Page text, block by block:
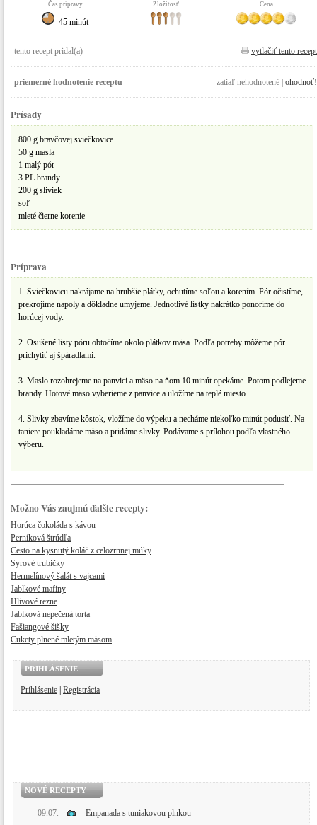
Čas prípravy Zložitosť Cena
45 minút
tento recept pridal(a) vytlačiť tento recept
priemerné hodnotenie receptu zatiaľ nehodnotené | ohodnoť!
Prísady
800 g bravčovej sviečkovice
50 g masla
1 malý pór
3 PL brandy
200 g sliviek
soľ
mleté čierne korenie
Príprava
1. Sviečkovicu nakrájame na hrubšie plátky, ochutíme soľou a korením. Pór očistíme,
prekrojíme napoly a dôkladne umyjeme. Jednotlivé lístky nakrátko ponoríme do
horúcej vody.
2. Osušené listy póru obtočíme okolo plátkov mäsa. Podľa potreby môžeme pór
prichytiť aj špáradlami.
3. Maslo rozohrejeme na panvici a mäso na ňom 10 minút opekáme. Potom podlejeme
brandy. Hotové mäso vyberieme z panvice a uložíme na teplé miesto.
4. Slivky zbavíme kôstok, vložíme do výpeku a necháme niekoľko minút podusiť. Na
taniere poukladáme mäso a pridáme slivky. Podávame s prílohou podľa vlastného
výberu.
Možno Vás zaujmú ďalšie recepty:
Horúca čokoláda s kávou
Perníková štrúdľa
Cesto na kysnutý koláč z celozrnnej múky
Syrové trubičky
Hermelínový šalát s vajcami
Jablkové mafiny
Hlivové rezne
Jablková nepečená torta
Fašiangové šišky
Cukety plnené mletým mäsom
PRIHLÁSENIE
Prihlásenie Registrácia
NOVÉ RECEPTY
09.07.
Empanada s tuniakovou plnkou